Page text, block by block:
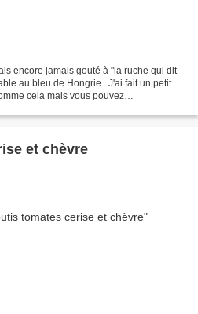
encore jamais gouté à "la ruche qui dit
au bleu de Hongrie...J'ai fait un petit
cela mais vous pouvez
et chèvre